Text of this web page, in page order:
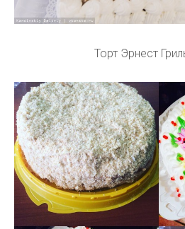
Торт Эрнест